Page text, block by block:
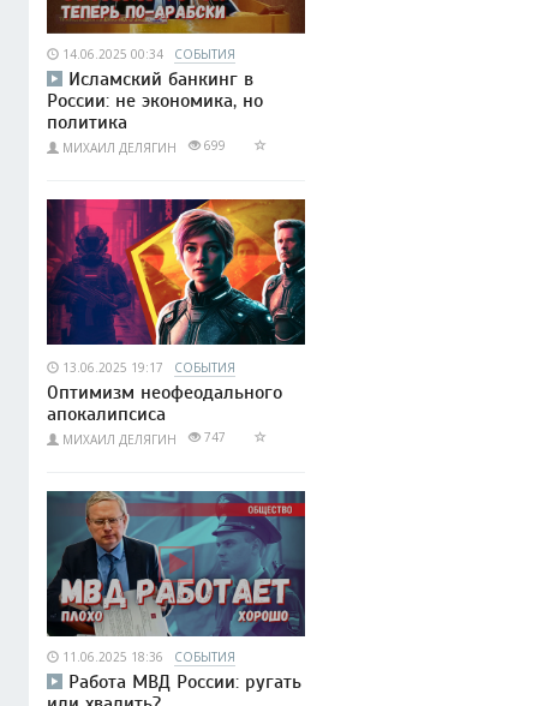
14.06.2025 00:34 СОБЫТИЯ
Исламский банкинг в
России: не экономика, но
политика
МИХАИЛ ДЕЛЯГИН 699
13.06.2025 19:17 СОБЫТИЯ
Оптимизм неофеодального
апокалипсиса
МИХАИЛ ДЕЛЯГИН 747
11.06.2025 18:36 СОБЫТИЯ
Работа МВД России: ругать